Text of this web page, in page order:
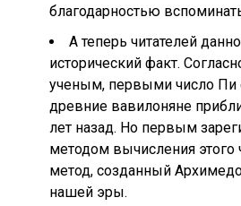
благодарностью
А теперь читателей
исторический факт.
ученым, первыми число
древние вавилоняне
лет назад. Но первым
методом вычисления этого
метод, созданный
нашей эры.